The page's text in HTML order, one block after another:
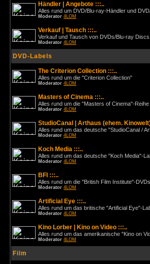
Händler | Angebote :::..
Alles rund um DVD/Blu-ray-Händler und
Moderator 4LOM
Verkauf | Tausch :::..
Verkauf und Tausch von DVDs/Blu-ray
Moderator 4LOM
DVD-Labels
The Criterion Collection :::..
Alles rund um die "Criterion Collection"
Moderator 4LOM
Masters of Cinema :::..
Alles rund um die "Masters of Cinema"-
Moderator 4LOM
StudioCanal | Arthaus (ehem.
Alles rund um das deutsche "StudioCanal /
Moderator 4LOM
Koch Media :::..
Alles rund um das deutsche "Koch Media"-
Moderator 4LOM
BFI :::..
Alles rund um die "British Film Institute"-DVDs
Moderator 4LOM
Artificial Eye :::..
Alles rund um das britische "Artificial Eye"-
Moderator 4LOM
Kino Lorber | Kino on Video :::..
Alles rund um das amerikanische "Kino on
Moderator 4LOM
Film